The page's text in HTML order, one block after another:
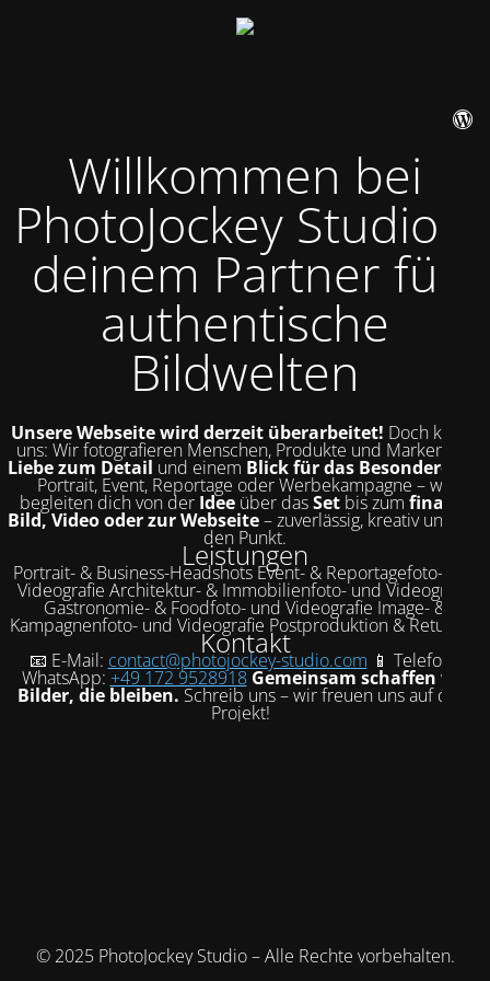
Willkommen bei
PhotoJockey Studio –
deinem Partner für
authentische
Bildwelten
Unsere Webseite wird derzeit überarbeitet! Doch kurz zu
uns: Wir fotografieren Menschen, Produkte und Marken mit
Liebe zum Detail und einem Blick für das Besondere
Portrait, Event, Reportage oder Werbekampagne – wir
begleiten dich von der Ideeüber dasSetbis zum finalen
Bild, Video oder zur Webseite– zuverlässig, kreativ und auf
den Punkt.
Leistungen
Portrait- & Business-Headshots Event- & Reportagefoto- und
Videografie Architektur- & Immobilienfoto- und Videografie
Gastronomie- & Foodfoto- und Videografie Image- &
Kampagnenfoto- und Videografie Postproduktion & Retusche
Kontakt
📧 E-Mail: contact@photojockey-studio.com 📱 Telefon /
WhatsApp: +49 172 9528918 Gemeinsam schaffen wir
Bilder, die bleiben. Schreib uns – wir freuen uns auf dein
Projekt!
© 2025 PhotoJockey Studio – Alle Rechte vorbehalten.